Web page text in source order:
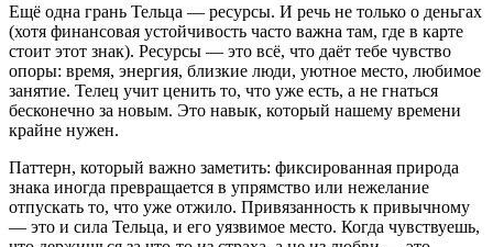
Ещё одна грань Тельца — ресурсы. И речь не только о деньгах
(хотя финансовая устойчивость часто важна там, где в карте
стоит этот знак). Ресурсы — это всё, что даёт тебе чувство
опоры: время, энергия, близкие люди, уютное место, любимое
занятие. Телец учит ценить то, что уже есть, а не гнаться
бесконечно за новым. Это навык, который нашему времени
крайне нужен.
Паттерн, который важно заметить: фиксированная природа
знака иногда превращается в упрямство или нежелание
отпускать то, что уже отжило. Привязанность к привычному
— это и сила Тельца, и его уязвимое место. Когда чувствуешь,